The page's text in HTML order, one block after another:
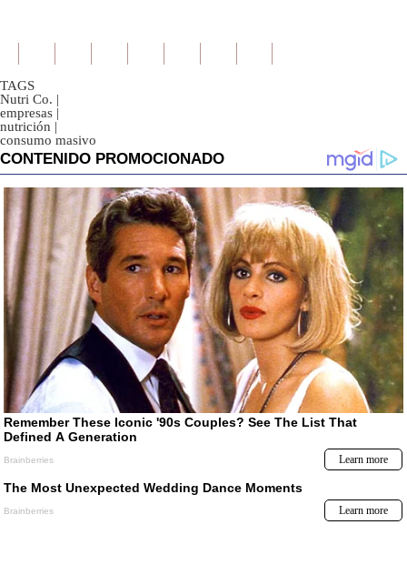
TAGS
Nutri Co. |
empresas |
nutrición |
consumo masivo